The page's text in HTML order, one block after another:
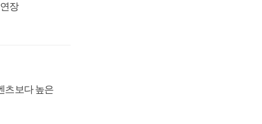
장
츠보다 높은